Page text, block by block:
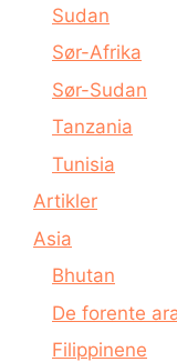
Sudan
Sør-Afrika
Sør-Sudan
Tanzania
Tunisia
Artikler
Asia
Bhutan
De forente
Filippinene